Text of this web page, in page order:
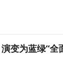
变为蓝绿“全